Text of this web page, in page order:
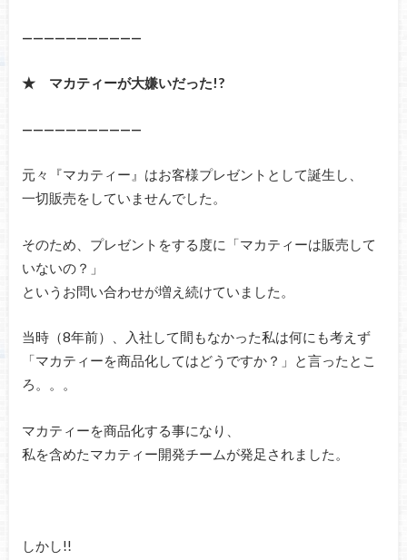
———————————
★ マカティーが大嫌いだった!?
———————————
元々『マカティー』はお客様プレゼントとして誕生し、
一切販売をしていませんでした。
そのため、プレゼントをする度に「マカティーは販売して
いないの？」
というお問い合わせが増え続けていました。
当時（8年前）、入社して間もなかった私は何にも考えず
「マカティーを商品化してはどうですか？」と言ったとこ
ろ。。。
マカティーを商品化する事になり、
私を含めたマカティー開発チームが発足されました。
しかし!!